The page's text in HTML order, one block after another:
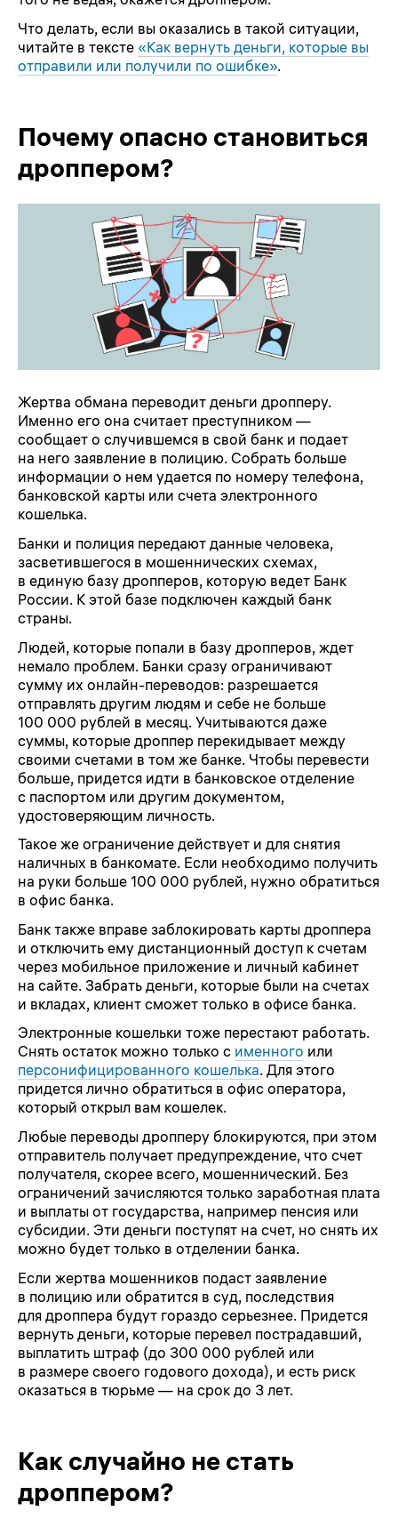
Что делать, если вы оказались в такой ситуации,
читайте в тексте «Как вернуть деньги, которые вы
отправили или получили по ошибке».
Почему опасно становиться
дроппером?
Жертва обмана переводит деньги дропперу.
Именно его она считает преступником —
сообщает о случившемся в свой банк и подает
на него заявление в полицию. Собрать больше
информации о нем удается по номеру телефона,
банковской карты или счета электронного
кошелька.
Банки и полиция передают данные человека,
засветившегося в мошеннических схемах,
в единую базу дропперов, которую ведет Банк
России. К этой базе подключен каждый банк
страны.
Людей, которые попали в базу дропперов, ждет
немало проблем. Банки сразу ограничивают
сумму их онлайн-переводов: разрешается
отправлять другим людям и себе не больше
100 000 рублей в месяц. Учитываются даже
суммы, которые дроппер перекидывает между
своими счетами в том же банке. Чтобы перевести
больше, придется идти в банковское отделение
с паспортом или другим документом,
удостоверяющим личность.
Такое же ограничение действует и для снятия
наличных в банкомате. Если необходимо получить
на руки больше 100 000 рублей, нужно обратиться
в офис банка.
Банк также вправе заблокировать карты дроппера
и отключить ему дистанционный доступ к счетам
через мобильное приложение и личный кабинет
на сайте. Забрать деньги, которые были на счетах
и вкладах, клиент сможет только в офисе банка.
Электронные кошельки тоже перестают работать.
Снять остаток можно только с именного или
персонифицированного кошелька. Для этого
придется лично обратиться в офис оператора,
который открыл вам кошелек.
Любые переводы дропперу блокируются, при этом
отправитель получает предупреждение, что счет
получателя, скорее всего, мошеннический. Без
ограничений зачисляются только заработная плата
и выплаты от государства, например пенсия или
субсидии. Эти деньги поступят на счет, но снять их
можно будет только в отделении банка.
Если жертва мошенников подаст заявление
в полицию или обратится в суд, последствия
для дроппера будут гораздо серьезнее. Придется
вернуть деньги, которые перевел пострадавший,
выплатить штраф (до 300 000 рублей или
в размере своего годового дохода), и есть риск
оказаться в тюрьме — на срок до 3 лет.
Как случайно не стать
дроппером?